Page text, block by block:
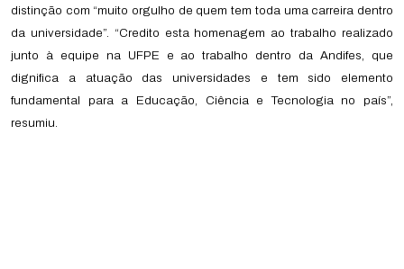
distinção com “muito orgulho de quem tem toda uma carreira dentro
da universidade”. “Credito esta homenagem ao trabalho realizado
junto à equipe na UFPE e ao trabalho dentro da Andifes, que
dignifica a atuação das universidades e tem sido elemento
fundamental para a Educação, Ciência e Tecnologia no país”,
resumiu.